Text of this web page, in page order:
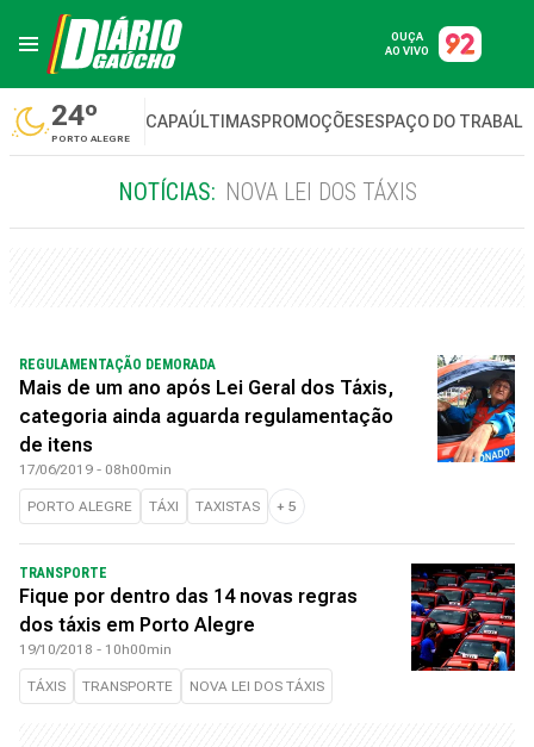
OUÇA
AO VIVO
24º
PORTO ALEGRE
CAPAÚLTIMASPROMOÇÕESESPAÇO DO
NOTÍCIAS: NOVA LEI DOS TÁXIS
REGULAMENTAÇÃO DEMORADA
Mais de um ano após Lei Geral dos Táxis,
categoria ainda aguarda regulamentação
de itens
17/06/2019 - 08h00min
PORTO ALEGRE TÁXI TAXISTAS + 5
TRANSPORTE
Fique por dentro das 14 novas regras
dos táxis em Porto Alegre
19/10/2018 - 10h00min
TÁXIS TRANSPORTE NOVA LEI DOS TÁXIS